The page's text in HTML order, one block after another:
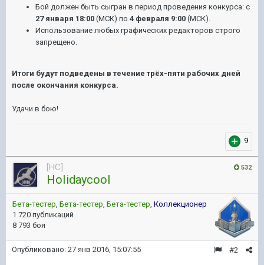
Бой должен быть сыгран в период проведения конкурса: с
27 января 18:00 (МСК) по 4 февраля 9:00 (МСК).
Использование любых графических редакторов строго
запрещено.
Итоги будут подведены в течение трёх-пяти рабочих дней
после окончания конкурса.
Удачи в бою!
9
532
[HC]
HoIidaycooI
Бета-тестер, Бета-тестер, Бета-тестер, Коллекционер
1 720 публикаций
8 793 боя
#2
Опубликовано: 27 янв 2016, 15:07:55